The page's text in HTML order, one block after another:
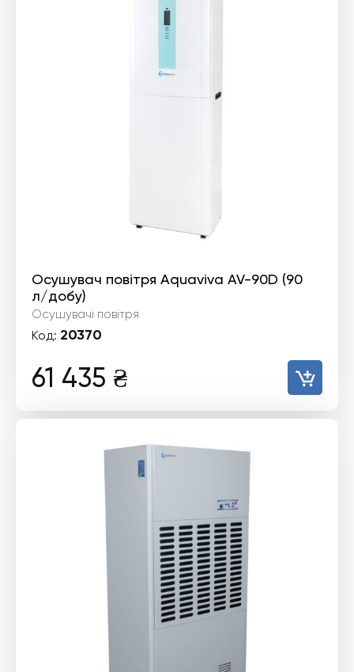
Осушувач повітря Aquaviva AV-90D (90
л/добу)
Осушувачі повітря
Код: 20370
61 435 ₴